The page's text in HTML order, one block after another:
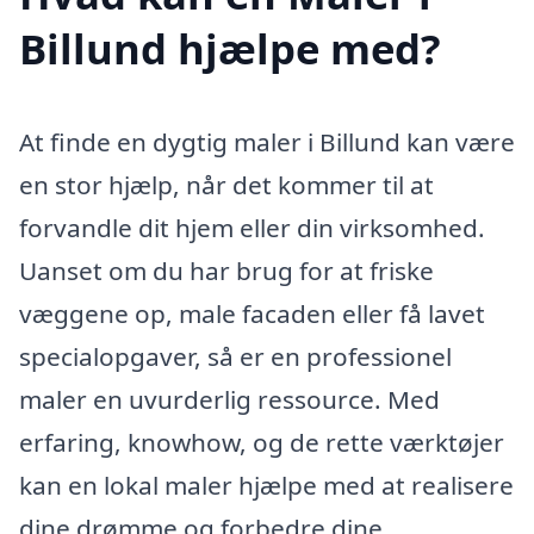
Billund hjælpe med?
At finde en dygtig maler i Billund kan være
en stor hjælp, når det kommer til at
forvandle dit hjem eller din virksomhed.
Uanset om du har brug for at friske
væggene op, male facaden eller få lavet
specialopgaver, så er en professionel
maler en uvurderlig ressource. Med
erfaring, knowhow, og de rette værktøjer
kan en lokal maler hjælpe med at realisere